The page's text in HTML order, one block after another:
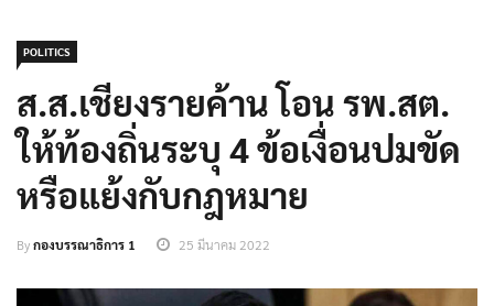
POLITICS
ส.ส.เชียงรายค้าน โอน รพ.สต.
ให้ท้องถิ่นระบุ 4 ข้อเงื่อนปมขัด
หรือแย้งกับกฎหมาย
Byกองบรรณาธิการ 1 25 มีนาคม 2022